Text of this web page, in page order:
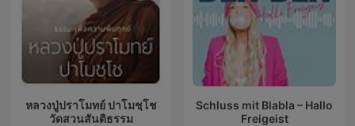
หลวงปู่ปราโมทย์ ปาโมชฺโช
วัดสวนสันติธรรม
Schluss mit Blabla – Hallo
Freigeist